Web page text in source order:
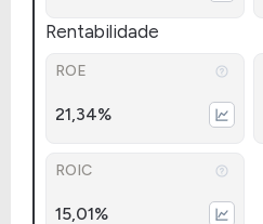
Rentabilidade
ROE
21,34%
ROIC
15,01%